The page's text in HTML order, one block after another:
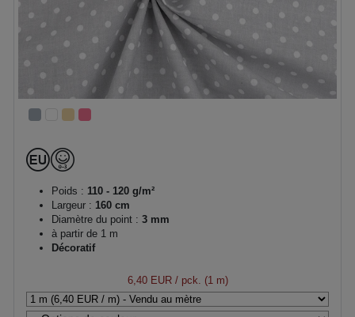
Poids : 110 - 120 g/m²
Largeur : 160 cm
Diamètre du point : 3 mm
à partir de 1 m
Décoratif
6,40 EUR/ pck. (1 m)